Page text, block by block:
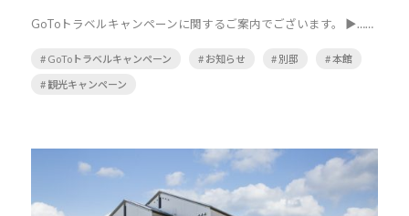
GoToトラベルキャンペーンに関するご案内でございます。 ▶……
# GoToトラベルキャンペーン # お知らせ # 別邸 # 本館
# 観光キャンペーン